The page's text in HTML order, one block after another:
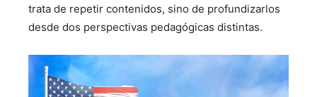
trata de repetir contenidos, sino de profundizarlos
desde dos perspectivas pedagógicas distintas.